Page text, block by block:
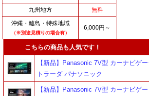
九州地方
無料
沖縄・離島・特殊地域
（※別途見積りの場合有）
6,000円～
こちらの商品も人気です！
【新品】Panasonic 7V型 カーナビゲ
トラーダ パナソニック
【新品】Panasonic 7V型 カーナビゲ